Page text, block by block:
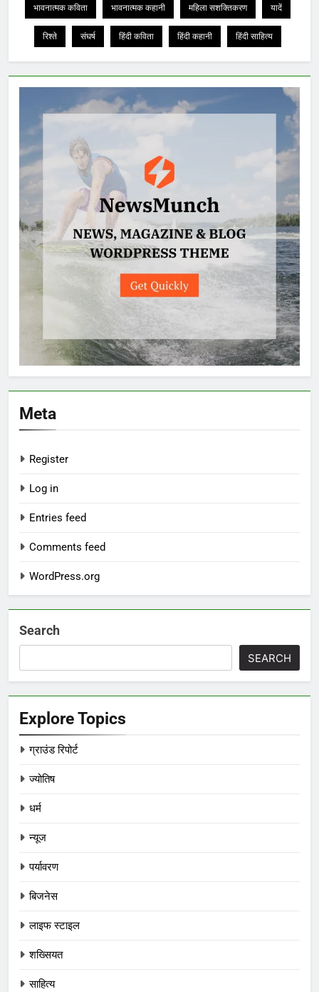
भावनात्मक कविता भावनात्मक कहानी महिला सशक्तिकरण यादें
रिश्ते संघर्ष हिंदी कविता हिंदी कहानी हिंदी साहित्य
Meta
Register
Log in
Entries feed
Comments feed
WordPress.org
Search
SEARCH
Explore Topics
ग्राउंड रिपोर्ट
ज्योतिष
धर्म
न्यूज
पर्यावरण
बिजनेस
लाइफ स्टाइल
शख्सियत
साहित्य